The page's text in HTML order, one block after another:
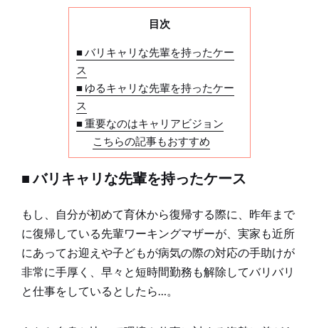
目次
■ バリキャリな先輩を持ったケー
ス
■ ゆるキャリな先輩を持ったケー
ス
■ 重要なのはキャリアビジョン
こちらの記事もおすすめ
■ バリキャリな先輩を持ったケース
もし、自分が初めて育休から復帰する際に、昨年まで
に復帰している先輩ワーキングマザーが、実家も近所
にあってお迎えや子どもが病気の際の対応の手助けが
非常に手厚く、早々と短時間勤務も解除してバリバリ
と仕事をしているとしたら…。